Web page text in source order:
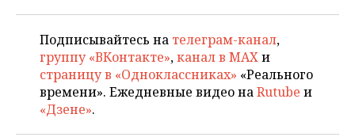
Подписывайтесь на телеграм-канал,
группу «ВКонтакте»,канал в MAXи
страницу в «Одноклассниках» «Реального
времени». Ежедневные видео наRutube и
«Дзене».